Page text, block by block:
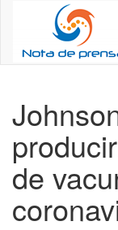
de